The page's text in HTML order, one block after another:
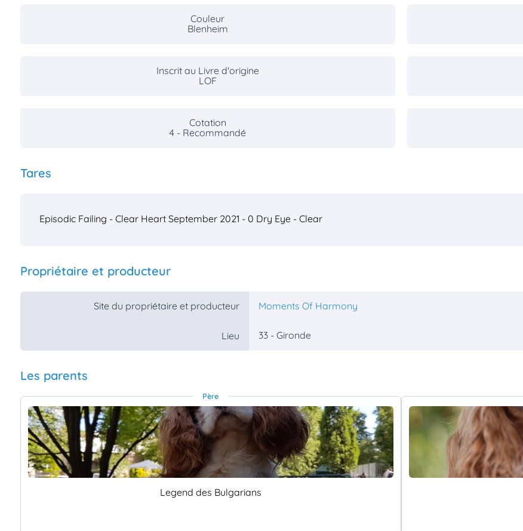
Couleur
Blenheim
Inscrit au Livre d'origine
LOF
Cotation
4 - Recommandé
Tares
Episodic Failing - Clear Heart September 2021 - 0 Dry Eye - Clear
Propriétaire et producteur
Site du propriétaire et producteur Moments Of Harmony
Lieu 33 - Gironde
Les parents
Père
Legend des Bulgarians